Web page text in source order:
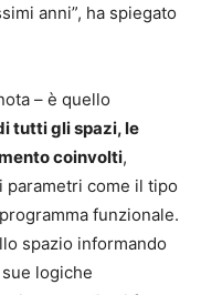
anni”, ha spiegato
– è quello
tutti gli spazi, le
coinvolti,
parametri come il tipo
funzionale.
spazio informando
logiche